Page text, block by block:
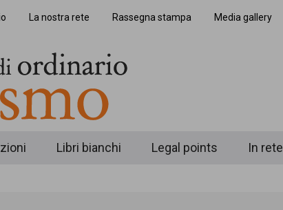
La nostra rete Rassegna stampa Media gallery
Libri bianchi Legal points In rete